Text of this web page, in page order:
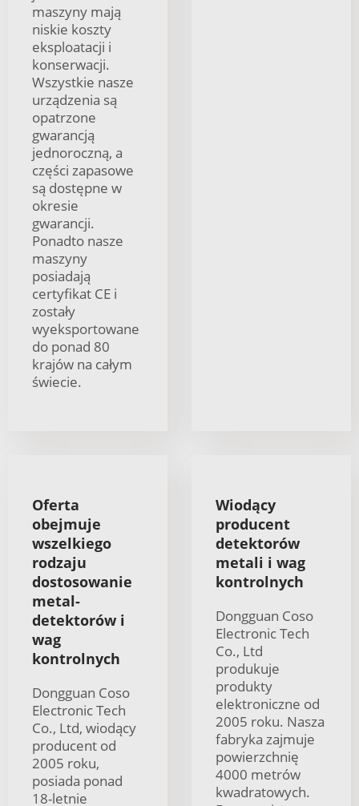
maszyny mają
niskie koszty
eksploatacji i
konserwacji.
Wszystkie nasze
urządzenia są
opatrzone
gwarancją
jednoroczną, a
części zapasowe
są dostępne w
okresie
gwarancji.
Ponadto nasze
maszyny
posiadają
certyfikat CE i
zostały
wyeksportowane
do ponad 80
krajów na całym
świecie.
Oferta
obejmuje
wszelkiego
rodzaju
dostosowanie
metal-
detektorów i
wag
kontrolnych
Dongguan Coso
Electronic Tech
Co., Ltd, wiodący
producent od
2005 roku,
posiada ponad
18-letnie
Wiodący
producent
detektorów
metali i wag
kontrolnych
Dongguan Coso
Electronic Tech
Co., Ltd
produkuje
produkty
elektroniczne od
2005 roku. Nasza
fabryka zajmuje
powierzchnię
4000 metrów
kwadratowych.